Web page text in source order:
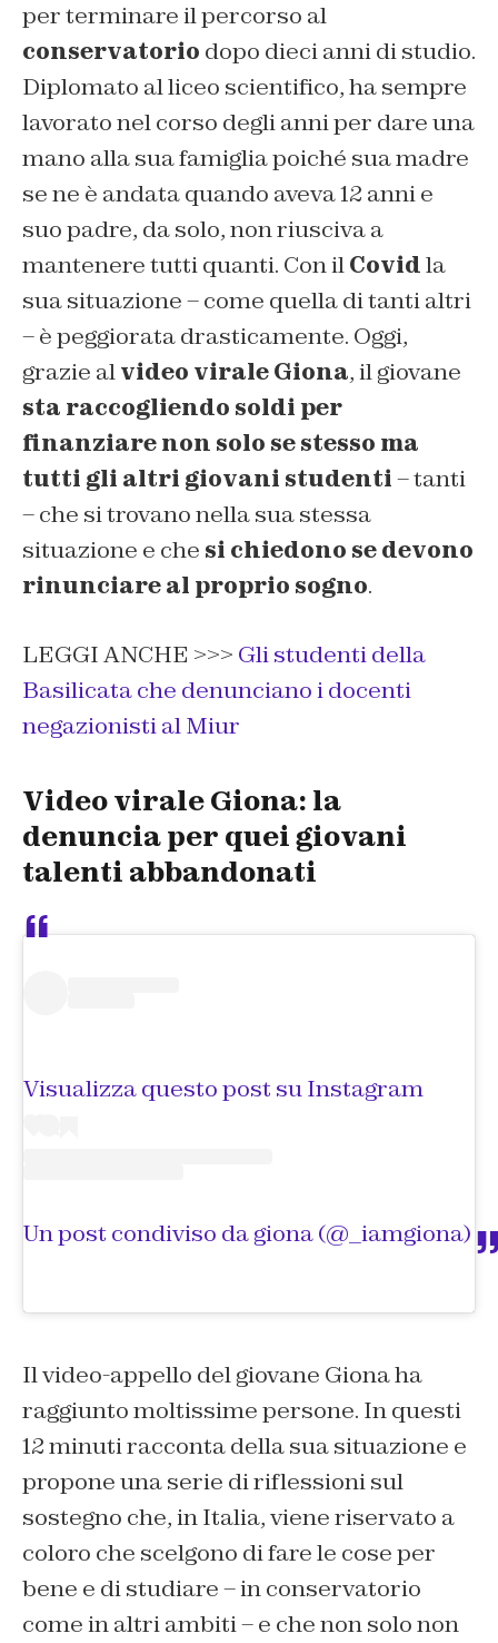
per terminare il percorso al
conservatorio dopo dieci anni di studio.
Diplomato al liceo scientifico, ha sempre
lavorato nel corso degli anni per dare una
mano alla sua famiglia poiché sua madre
se ne è andata quando aveva 12 anni e
suo padre, da solo, non riusciva a
mantenere tutti quanti. Con ilCovidla
sua situazione – come quella di tanti altri
– è peggiorata drasticamente. Oggi,
grazie alvideo virale Giona, il giovane
sta raccogliendo soldi per
finanziare non solo se stesso ma
tutti gli altri giovani studenti– tanti
– che si trovano nella sua stessa
situazione e che si chiedono se devono
rinunciare al proprio sogno.
LEGGI ANCHE >>> Gli studenti della
Basilicata che denunciano i docenti
negazionisti al Miur
Video virale Giona: la
denuncia per quei giovani
talenti abbandonati
Visualizza questo post su Instagram
Un post condiviso da giona (@_iamgiona)
Il video-appello del giovane Giona ha
raggiunto moltissime persone. In questi
12 minuti racconta della sua situazione e
propone una serie di riflessioni sul
sostegno che, in Italia, viene riservato a
coloro che scelgono di fare le cose per
bene e di studiare – in conservatorio
come in altri ambiti – e che non solo non